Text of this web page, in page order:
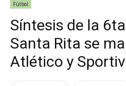
Fútbol
Síntesis de la
Santa Rita se
Atlético y